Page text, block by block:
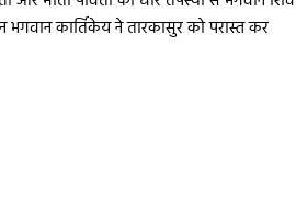
कार्तिकेय ने तारकासुर को परास्त कर